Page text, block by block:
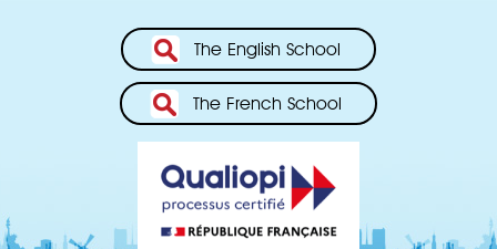
The English School
The French School